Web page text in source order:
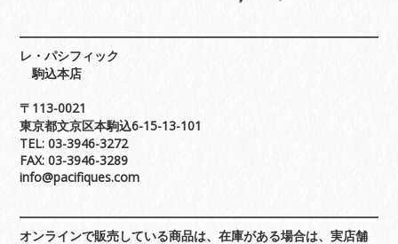
レ・パシフィック
駒込本店
〒113-0021
東京都文京区本駒込6-15-13-101
TEL: 03-3946-3272
FAX: 03-3946-3289
info@pacifiques.com
オンラインで販売している商品は、在庫がある場合は、実店舗